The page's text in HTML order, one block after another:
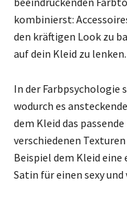
kombinierst:
den kräftigen Look zu
auf dein Kleid zu lenken.
In der Farbpsychologie
wodurch es
dem Kleid das
verschiedenen
Beispiel dem Kleid
Satin für einen sexy